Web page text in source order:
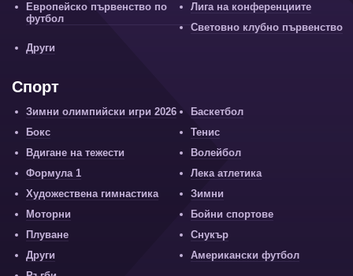
Европейско първенство по
футбол
Лига на конференциите
Световно клубно първенство
Други
Спорт
Зимни олимпийски игри 2026
Баскетбол
Бокс
Тенис
Вдигане на тежести
Волейбол
Формула 1
Лека атлетика
Художествена гимнастика
Зимни
Моторни
Бойни спортове
Плуване
Снукър
Други
Американски футбол